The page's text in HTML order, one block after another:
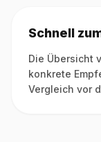
Schnell
Die Übersicht
konkrete
Vergleich vor